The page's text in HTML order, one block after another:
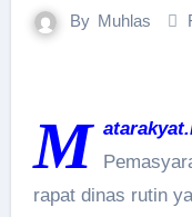
By Muhlas
M
rapat dinas rutin